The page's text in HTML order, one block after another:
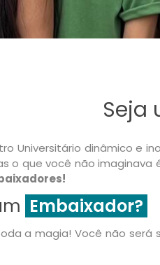
Seja
Universitário dinâmico e
o que você não
Embaixador?
a magia! Você não